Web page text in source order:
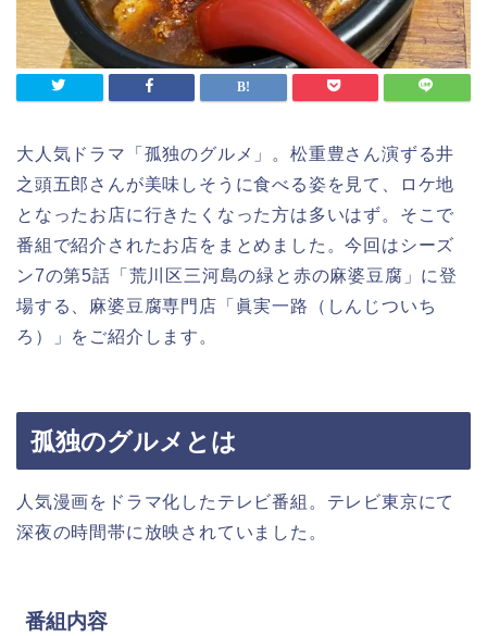
大人気ドラマ「孤独のグルメ」。松重豊さん演ずる井
之頭五郎さんが美味しそうに食べる姿を見て、ロケ地
となったお店に行きたくなった方は多いはず。そこで
番組で紹介されたお店をまとめました。今回はシーズ
ン7の第5話「荒川区三河島の緑と赤の麻婆豆腐」に登
場する、麻婆豆腐専門店「眞実一路（しんじついち
ろ）」をご紹介します。
孤独のグルメとは
人気漫画をドラマ化したテレビ番組。テレビ東京にて
深夜の時間帯に放映されていました。
番組内容